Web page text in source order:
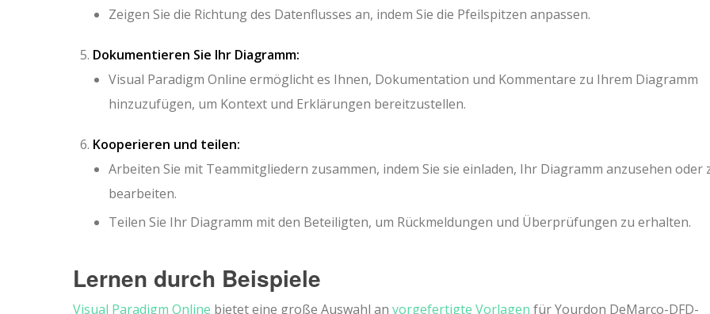
Zeigen Sie die Richtung des Datenflusses an, indem Sie die Pfeilspitzen anpassen.
Dokumentieren Sie Ihr Diagramm:
Visual Paradigm Online ermöglicht es Ihnen, Dokumentation und Kommentare zu Ihrem Diagramm
hinzuzufügen, um Kontext und Erklärungen bereitzustellen.
Kooperieren und teilen:
Arbeiten Sie mit Teammitgliedern zusammen, indem Sie sie einladen, Ihr Diagramm anzusehen oder
bearbeiten.
Teilen Sie Ihr Diagramm mit den Beteiligten, um Rückmeldungen und Überprüfungen zu erhalten.
Lernen durch Beispiele
Visual Paradigm Online bietet eine große Auswahl an vorgefertigte Vorlagen für Yourdon DeMarco-DFD-